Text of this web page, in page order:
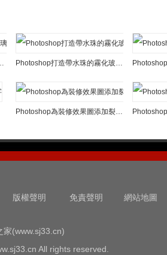
璃效果”的製作步驟 Photoshop打造帶水珠的霧化玻璃效果
Photoshop為裝修效果圖添加裂紋玻璃效果
版權聲明 免責聲明 網站地圖
家(www.sj33.cn)
All rights reserved.